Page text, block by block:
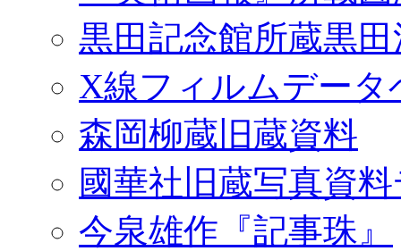
黒田記念館所蔵黒
X線フィルムデータ
森岡柳蔵旧蔵資料
國華社旧蔵写真資
今泉雄作『記事珠』